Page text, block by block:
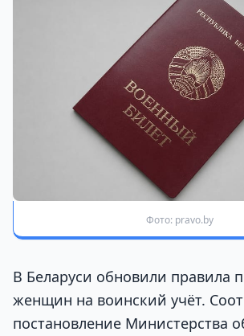
Фото: pravo.by
В Беларуси обновили правила
женщин на воинский учёт.
постановление Министерства